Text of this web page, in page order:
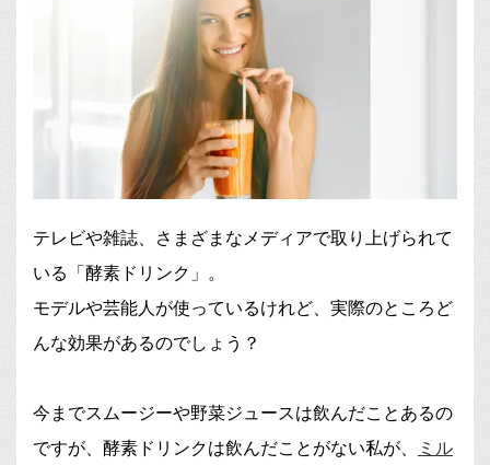
テレビや雑誌、さまざまなメディアで取り上げられて
いる「酵素ドリンク」。
モデルや芸能人が使っているけれど、実際のところど
んな効果があるのでしょう？
今までスムージーや野菜ジュースは飲んだことあるの
ですが、酵素ドリンクは飲んだことがない私が、
ミル